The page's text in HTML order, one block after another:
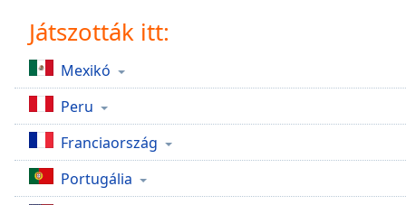
Chapters
Descriptions
descriptions
off,
selected
Subtitles
Játszották itt:
Mexikó
Peru
Franciaország
Portugália